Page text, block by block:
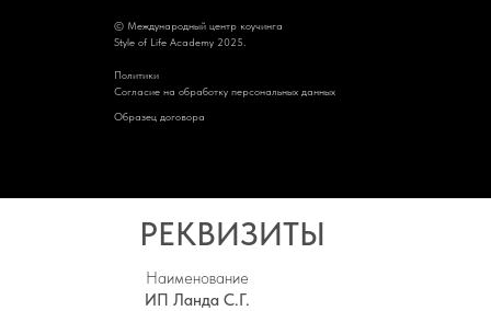
© Международный центр коучинга
Style of Life Academy 2025.
Политики
Cогласие на обработку персональных данных
Образец договора
РЕКВИЗИТЫ
Наименование
ИП Ланда С.Г.